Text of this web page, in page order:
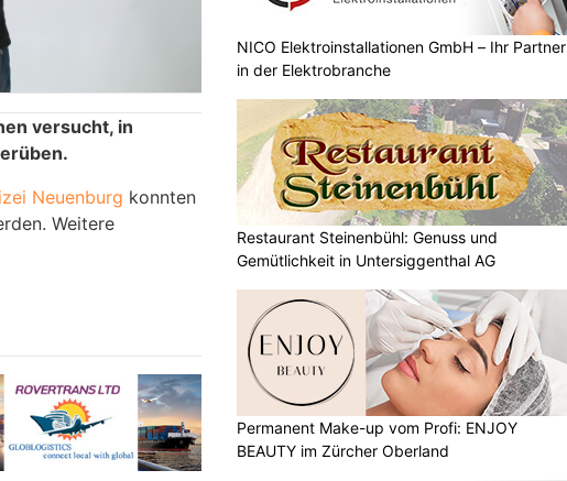
versucht, in
Neuenburg konnten
Weitere
NICO Elektroinstallationen GmbH – Ihr Partner
in der Elektrobranche
Restaurant Steinenbühl: Genuss und
Gemütlichkeit in Untersiggenthal AG
Permanent Make-up vom Profi: ENJOY
BEAUTY im Zürcher Oberland